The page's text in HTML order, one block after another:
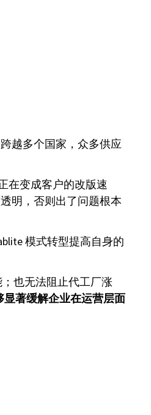
越多个国家，众多供应
在变成客户的改版速
明，否则出了问题根本
模式转型提高自身的
也无法阻止代工厂涨
显著缓解企业在运营层面